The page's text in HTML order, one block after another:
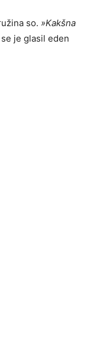
so. »Kakšna
se je glasil eden